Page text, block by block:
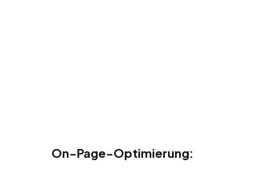
On-Page-Optimierung: